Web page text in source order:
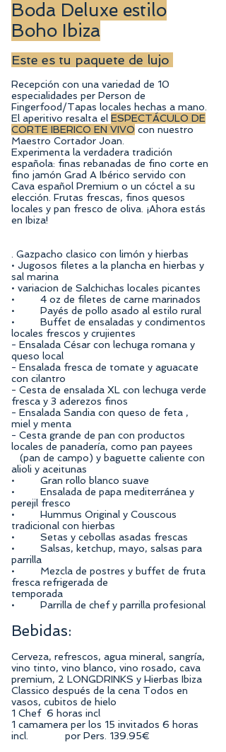
Boda Deluxe estilo
Boho Ibiza
Este es tu paquete de lujo
Recepción con una variedad de 10
especialidades per Person de
Fingerfood/Tapas locales hechas a mano.
El aperitivo resalta el ESPECTÁCULO DE
CORTE IBERICO EN VIVO con nuestro
Maestro Cortador Joan.
Experimenta la verdadera tradición
española: finas rebanadas de fino corte en
fino jamón Grad A Ibérico servido con
Cava español Premium o un cóctel a su
elección. Frutas frescas, finos quesos
locales y pan fresco de oliva. ¡Ahora estás
en Ibiza!
. Gazpacho clasico con limón y hierbas
• Jugosos filetes a la plancha en hierbas y
sal marina
• variacion de Salchichas locales picantes
• 4 oz de filetes de carne marinados
• Payés de pollo asado al estilo rural
• Buffet de ensaladas y condimentos
locales frescos y crujientes
- Ensalada César con lechuga romana y
queso local
- Ensalada fresca de tomate y aguacate
con cilantro
- Cesta de ensalada XL con lechuga verde
fresca y 3 aderezos finos
- Ensalada Sandia con queso de feta ,
miel y menta
- Cesta grande de pan con productos
locales de panadería, como pan payees
(pan de campo) y baguette caliente con
alioli y aceitunas
• Gran rollo blanco suave
• Ensalada de papa mediterránea y
perejil fresco
• Hummus Original y Couscous
tradicional con hierbas
• Setas y cebollas asadas frescas
• Salsas, ketchup, mayo, salsas para
parrilla
• Mezcla de postres y buffet de fruta
fresca refrigerada de
temporada
• Parrilla de chef y parrilla profesional
Bebidas:
Cerveza, refrescos, agua mineral, sangría,
vino tinto, vino blanco, vino rosado, cava
premium, 2 LONGDRINKS y Hierbas Ibiza
Classico después de la cena Todos en
vasos, cubitos de hielo
1 Chef 6 horas incl
1 camamera per los 15 invitados 6 horas
incl. por Pers. 139.95€